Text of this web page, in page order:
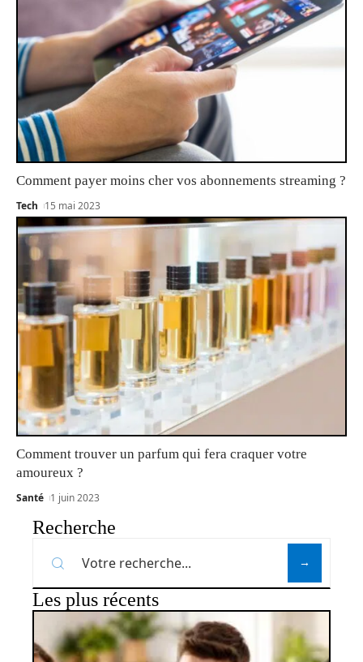
Comment payer moins cher vos abonnements streaming ?
Tech 15 mai 2023
Comment trouver un parfum qui fera craquer votre
amoureux ?
Santé 1 juin 2023
Recherche
Les plus récents